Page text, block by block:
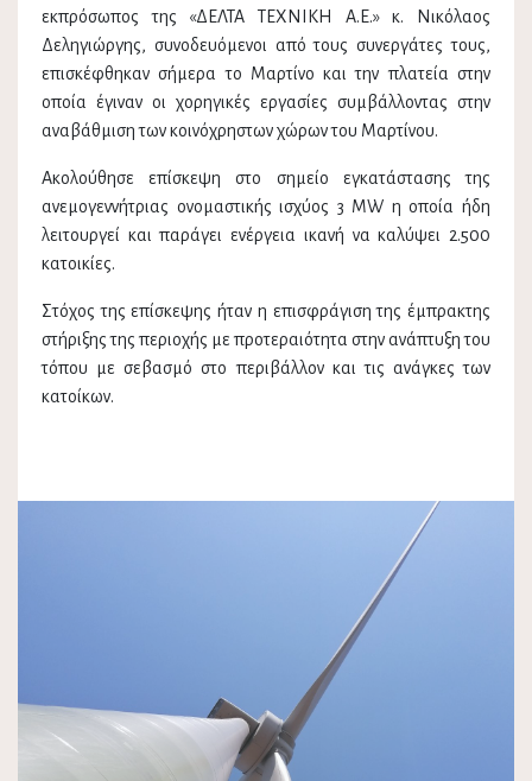
εκπρόσωπος της «ΔΕΛΤΑ ΤΕΧΝΙΚΗ Α.Ε.» κ. Νικόλαος
Δεληγιώργης, συνοδευόμενοι από τους συνεργάτες τους,
επισκέφθηκαν σήμερα το Μαρτίνο και την πλατεία στην
οποία έγιναν οι χορηγικές εργασίες συμβάλλοντας στην
αναβάθμιση των κοινόχρηστων χώρων του Μαρτίνου.
Ακολούθησε επίσκεψη στο σημείο εγκατάστασης της
ανεμογεννήτριας ονομαστικής ισχύος 3 MW η οποία ήδη
λειτουργεί και παράγει ενέργεια ικανή να καλύψει 2.500
κατοικίες.
Στόχος της επίσκεψης ήταν η επισφράγιση της έμπρακτης
στήριξης της περιοχής με προτεραιότητα στην ανάπτυξη του
τόπου με σεβασμό στο περιβάλλον και τις ανάγκες των
κατοίκων.